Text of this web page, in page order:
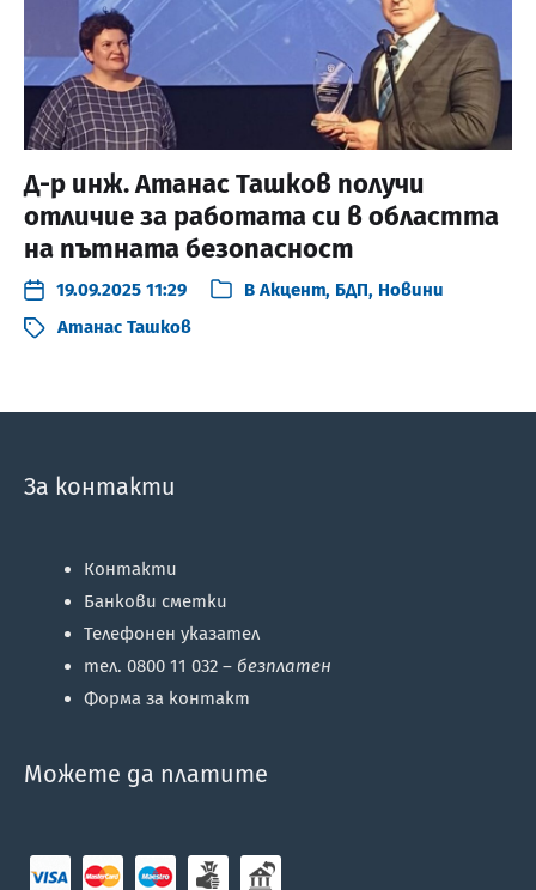
Д-р инж. Атанас Ташков получи
отличие за работата си в областта
на пътната безопасност
19.09.2025 11:29 В Акцент, БДП, Новини
Атанас Ташков
За контакти
Контакти
Банкови сметки
Телефонен указател
тел. 0800 11 032 – безплатен
Форма за контакт
Можете да платите